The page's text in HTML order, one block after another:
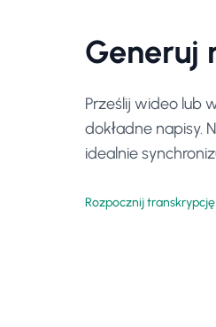
Generuj
Prześlij wideo lub
dokładne napisy.
idealnie
Rozpocznij transkrypcję